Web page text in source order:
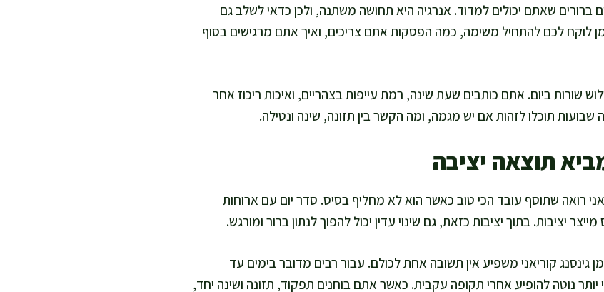
ברורים שאתם יכולים למדוד. אנרגיה היא תחושה משתנה, ולכן כדאי לשלב גם
לוקח לכם להתחיל משימה, כמה הפסקות אתם צריכים, ואיך אתם מרגישים בסוף
שורות ביום. אתם כותבים שעת שינה, רמת עייפות בצהריים, ואיכות ריכוז אחר
תוכלו לזהות אם יש מגמה, ומה הקשר בין תזונה, שינה ונטילה.
תוצאה יציבה
אני רואה שתוסף עובד הכי טוב כאשר הוא לא מחליף בסיס. סדר יום עם ארוחות
יציבות. בתוך יציבות כזאת, גם שינוי עדין יכול להפוך לנתון ברור ומורגש.
קוריאני משפיע אין תשובה אחת לכולם. עבור רבים מדובר בימים עד
נוטה להופיע אחרי תקופה עקבית. כאשר אתם בוחנים תפקוד, תזונה ושינה יחד,